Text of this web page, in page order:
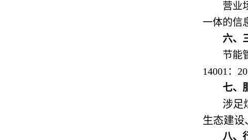
营业
一体的信
六、
节能
14001：
七、
涉足
生态建设
八、